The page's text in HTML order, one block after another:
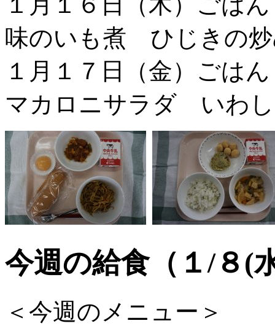
味のいも煮 ひじきの
１月１７日（金）ご
マカロニサラダ いわ
今週の給食（１/８(
＜今週のメニュー＞